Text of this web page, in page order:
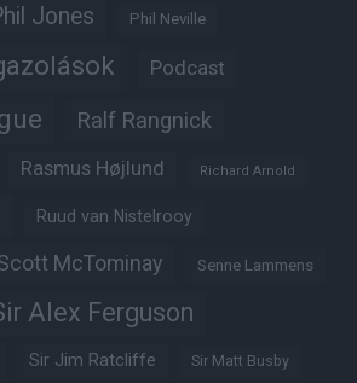
Jones Phil Neville
Podcast
Ralf Rangnick
Rasmus Højlund Richard Arnold
Ruud van Nistelrooy
McTominay Senne Lammens
Alex Ferguson
Sir Jim Ratcliffe Sir Matt Busby